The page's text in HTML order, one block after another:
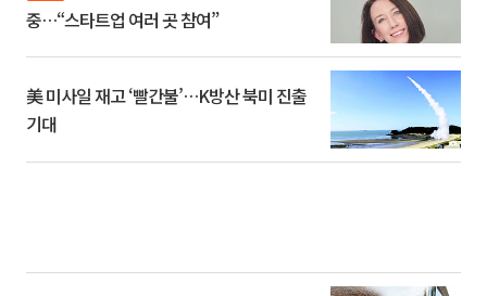
중…“스타트업 여러 곳 참여”
美 미사일 재고 ‘빨간불’…K방산 북미 진출
기대